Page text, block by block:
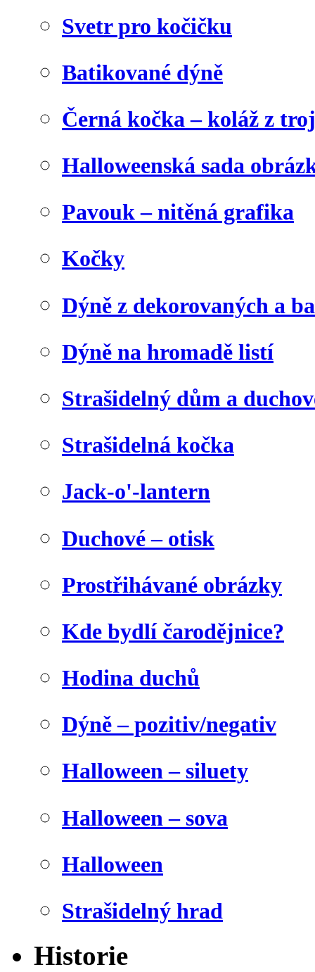
Svetr pro kočičku
Batikované dýně
Černá kočka – koláž z
Halloweenská sada
Pavouk – nitěná grafika
Kočky
Dýně z dekorovaných a
Dýně na hromadě listí
Strašidelný dům a
Strašidelná kočka
Jack-o'-lantern
Duchové – otisk
Prostřihávané obrázky
Kde bydlí čarodějnice?
Hodina duchů
Dýně – pozitiv/negativ
Halloween – siluety
Halloween – sova
Halloween
Strašidelný hrad
Historie